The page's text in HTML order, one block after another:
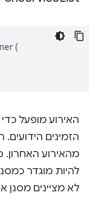
(
האירוע מופעל
הזמינים
מהאירוע האחרון.